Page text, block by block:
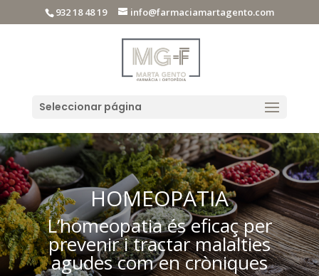
932 18 48 19 info@farmaciamartagento.com
Seleccionar página
HOMEOPATIA
L’homeopatia és eficaç per
prevenir i tractar malalties
agudes com en cròniques